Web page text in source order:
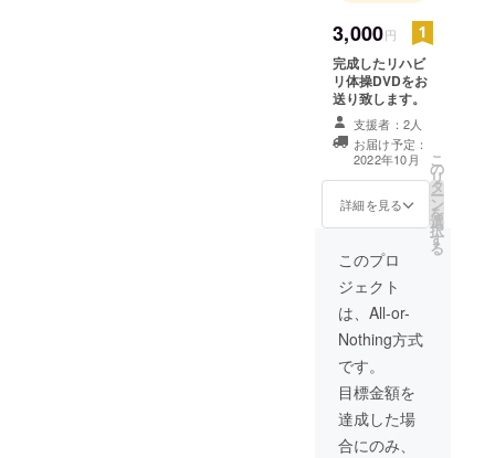
3,000円
完成したリハビ
リ体操DVDをお
送り致します。
支援者：2人
お届け予定：
2022年10月
詳細を見る
こ
の
リ
タ
ー
ン
を
選
択
す
る
このプロ
ジェクト
は、All-or-
Nothing方式
です。
目標金額を
達成した場
合にのみ、